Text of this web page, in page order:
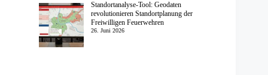
Standortanalyse-Tool: Geodaten
revolutionieren Standortplanung der
Freiwilligen Feuerwehren
26. Juni 2026